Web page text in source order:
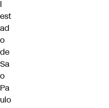
l
est
ad
o
de
Sa
o
Pa
ulo